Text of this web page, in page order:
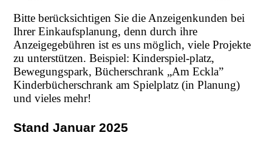
Bitte berücksichtigen Sie die Anzeigenkunden bei
Ihrer Einkaufsplanung, denn durch ihre
Anzeigegebühren ist es uns möglich, viele Projekte
zu unterstützen. Beispiel: Kinderspiel-platz,
Bewegungspark, Bücherschrank „Am Eckla”
Kinderbücherschrank am Spielplatz (in Planung)
und vieles mehr!
Stand Januar 2025